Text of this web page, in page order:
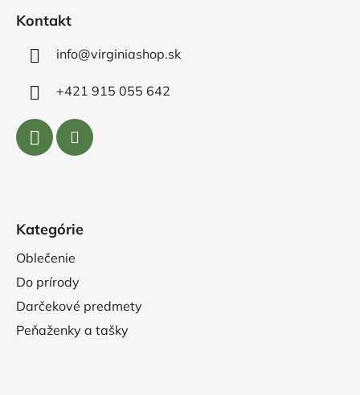
Kontakt
info@virginiashop.sk
+421 915 055 642
Kategórie
Oblečenie
Do prírody
Darčekové predmety
Peňaženky a tašky